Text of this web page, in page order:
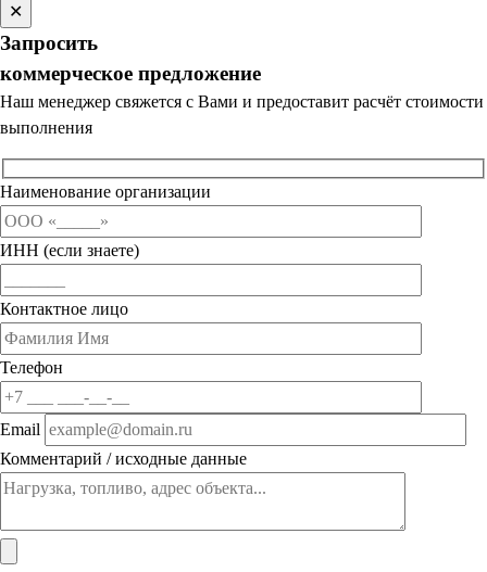
✕
Запросить
коммерческое предложение
Наш менеджер свяжется с Вами и предоставит расчёт стоимости
выполнения
Наименование организации
ИНН (если знаете)
Контактное лицо
Телефон
Email
Комментарий / исходные данные